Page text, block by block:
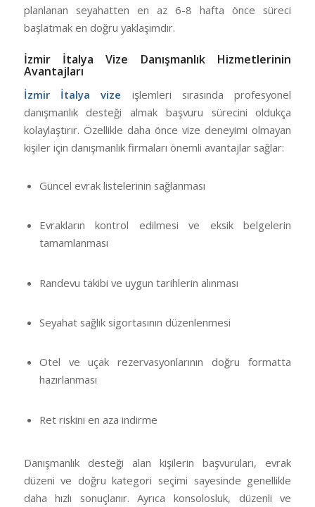
planlanan seyahatten en az 6-8 hafta önce süreci
başlatmak en doğru yaklaşımdır.
İzmir İtalya Vize Danışmanlık Hizmetlerinin
Avantajları
İzmir İtalya vize işlemleri sırasında profesyonel
danışmanlık desteği almak başvuru sürecini oldukça
kolaylaştırır. Özellikle daha önce vize deneyimi olmayan
kişiler için danışmanlık firmaları önemli avantajlar sağlar:
Güncel evrak listelerinin sağlanması
Evrakların kontrol edilmesi ve eksik belgelerin
tamamlanması
Randevu takibi ve uygun tarihlerin alınması
Seyahat sağlık sigortasının düzenlenmesi
Otel ve uçak rezervasyonlarının doğru formatta
hazırlanması
Ret riskini en aza indirme
Danışmanlık desteği alan kişilerin başvuruları, evrak
düzeni ve doğru kategori seçimi sayesinde genellikle
daha hızlı sonuçlanır. Ayrıca konsolosluk, düzenli ve